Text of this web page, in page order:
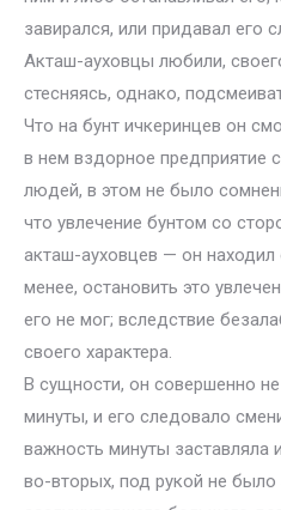
завирался, или придавал его
Акташ-ауховцы любили,
стесняясь, однако,
Что на бунт ичкеринцев он
в нем вздорное предприятие
людей, в этом не было
что увлечение бунтом со
акташ-ауховцев — он
менее, остановить это
его не мог; вследствие
своего характера.
В сущности, он совершенно
минуты, и его следовало
важность минуты заставляла
во-вторых, под рукой не было